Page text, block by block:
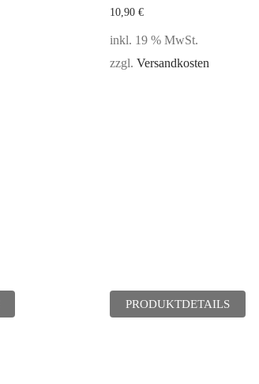
10,90 €
inkl. 19 % MwSt.
zzgl. Versandkosten
PRODUKTDETAILS